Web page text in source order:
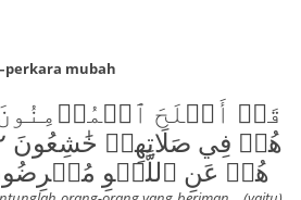
mubah
قَدۡ أَفۡلَحَ ٱلۡمُؤۡمِنُونَ
هُمۡ عَنِ ٱللَّغۡوِ مُعۡرِضُونَ